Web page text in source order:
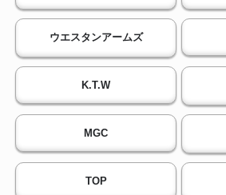
ウエスタンアームズ
K.T.W
MGC
TOP